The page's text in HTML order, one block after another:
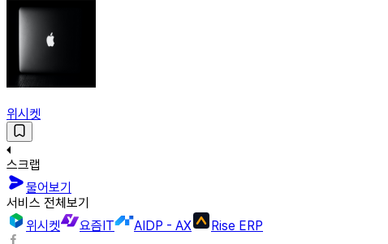
위시켓
스크랩
물어보기
서비스 전체보기
위시켓
요즘IT AIDP - AX Rise ERP